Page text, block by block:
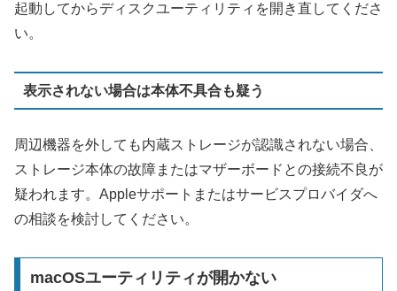
起動してからディスクユーティリティを開き直してくださ
い。
表示されない場合は本体不具合も疑う
周辺機器を外しても内蔵ストレージが認識されない場合、
ストレージ本体の故障またはマザーボードとの接続不良が
疑われます。Appleサポートまたはサービスプロバイダへ
の相談を検討してください。
macOSユーティリティが開かない